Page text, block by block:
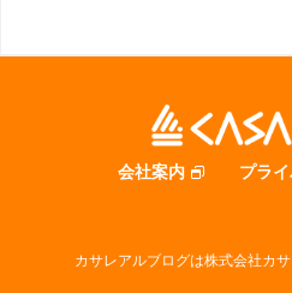
会社案内 プラ
カサレアルブログは株式会社カ